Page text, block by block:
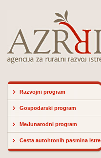
Razvojni program
Gospodarski program
Međunarodni program
Cesta autohtonih pasmina Istre